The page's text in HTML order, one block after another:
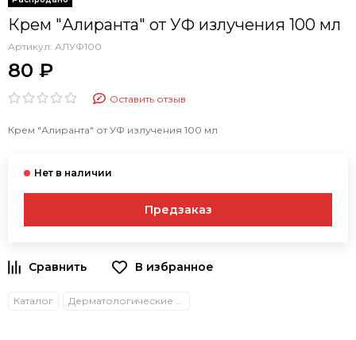
Крем "Алиранта" от УФ излучения 100 мл
Артикул: АЛУФ100
80 ₽
Оставить отзыв
Крем "Алиранта" от УФ излучения 100 мл
Предзаказ
В избранное
Каталог Дерматологические средства защиты